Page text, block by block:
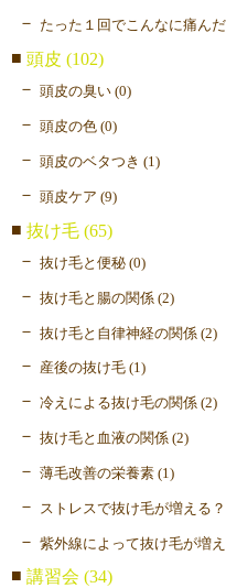
たった１回でこんなに痛ん
頭皮 (102)
頭皮の臭い (0)
頭皮の色 (0)
頭皮のベタつき (1)
頭皮ケア (9)
抜け毛 (65)
抜け毛と便秘 (0)
抜け毛と腸の関係 (2)
抜け毛と自律神経の関係 (2)
産後の抜け毛 (1)
冷えによる抜け毛の関係 (2)
抜け毛と血液の関係 (2)
薄毛改善の栄養素 (1)
ストレスで抜け毛が増える
紫外線によって抜け毛が増
講習会 (34)